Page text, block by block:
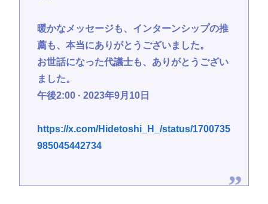
暖かなメッセージも、インターンシップの推
薦も、本当にありがとうございました。
お世話になった代議士も、ありがとうござい
ました。
午後2:00 · 2023年9月10日
https://x.com/Hidetoshi_H_/status/1700735
985045442734